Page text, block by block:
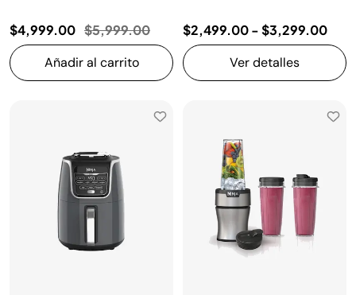
$4,999.00 Precio reducido de
$5,999.00a
Añadir al carrito
$2,499.00-$3,299.00
Ver detalles